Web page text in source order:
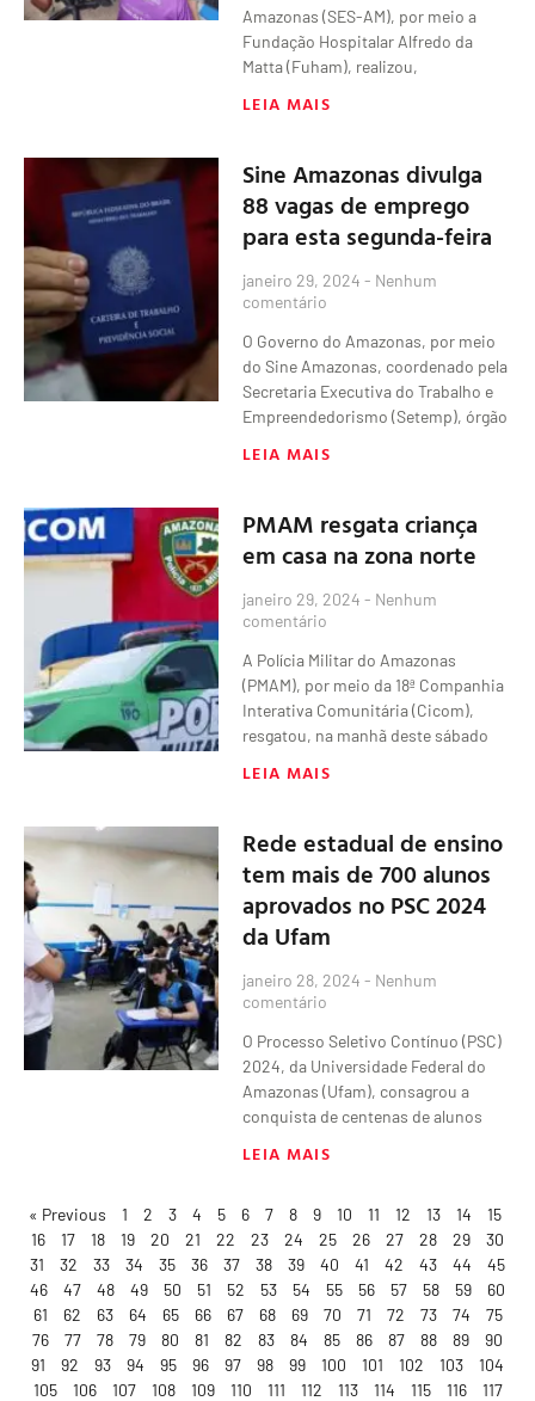
Amazonas (SES-AM), por meio a
Fundação Hospitalar Alfredo da
Matta (Fuham), realizou,
LEIA MAIS
Sine Amazonas divulga
88 vagas de emprego
para esta segunda-feira
janeiro 29, 2024 Nenhum
comentário
O Governo do Amazonas, por meio
do Sine Amazonas, coordenado pela
Secretaria Executiva do Trabalho e
Empreendedorismo (Setemp), órgão
LEIA MAIS
PMAM resgata criança
em casa na zona norte
janeiro 29, 2024 Nenhum
comentário
A Polícia Militar do Amazonas
(PMAM), por meio da 18ª Companhia
Interativa Comunitária (Cicom),
resgatou, na manhã deste sábado
LEIA MAIS
Rede estadual de ensino
tem mais de 700 alunos
aprovados no PSC 2024
da Ufam
janeiro 28, 2024 Nenhum
comentário
O Processo Seletivo Contínuo (PSC)
2024, da Universidade Federal do
Amazonas (Ufam), consagrou a
conquista de centenas de alunos
LEIA MAIS
« Previous 1 2 3 4 5 6 7 8 9 10 11 12 13 14
15
16
17 18 19 20 21 22 23 24 25 26 27 28 29
30
31
32 33 34 35 36 37 38 39 40 41 42 43 44
45
46
47 48 49 50 51 52 53 54 55 56 57 58 59
60
61
62 63 64 65 66 67 68 69 70 71 72 73 74
75
76
77 78 79 80 81 82 83 84 85 86 87 88 89
90
91
92 93 94 95 96 97 98 99 100 101 102 103
104
105
106 107 108 109 110 111 112 113 114 115 116
117